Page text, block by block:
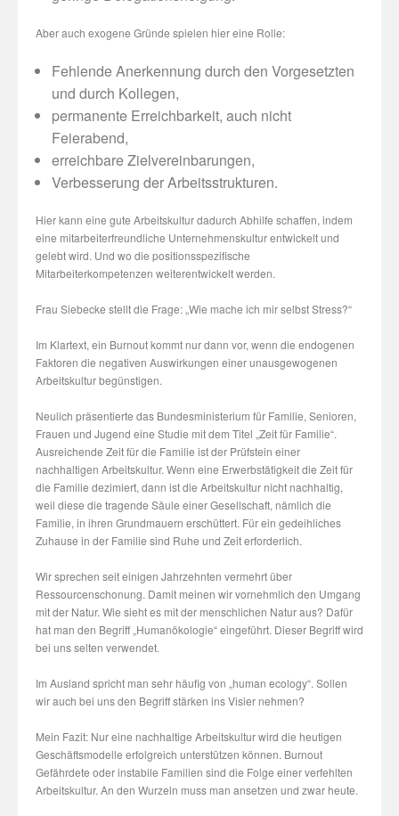
Aber auch exogene Gründe spielen hier eine Rolle:
Fehlende Anerkennung durch den Vorgesetzten
und durch Kollegen,
permanente Erreichbarkeit, auch nicht
Feierabend,
erreichbare Zielvereinbarungen,
Verbesserung der Arbeitsstrukturen.
Hier kann eine gute Arbeitskultur dadurch Abhilfe schaffen, indem
eine mitarbeiterfreundliche Unternehmenskultur entwickelt und
gelebt wird. Und wo die positionsspezifische
Mitarbeiterkompetenzen weiterentwickelt werden.
Frau Siebecke stellt die Frage: „Wie mache ich mir selbst Stress?“
Im Klartext, ein Burnout kommt nur dann vor, wenn die endogenen
Faktoren die negativen Auswirkungen einer unausgewogenen
Arbeitskultur begünstigen.
Neulich präsentierte das Bundesministerium für Familie, Senioren,
Frauen und Jugend eine Studie mit dem Titel „Zeit für Familie“.
Ausreichende Zeit für die Familie ist der Prüfstein einer
nachhaltigen Arbeitskultur. Wenn eine Erwerbstätigkeit die Zeit für
die Familie dezimiert, dann ist die Arbeitskultur nicht nachhaltig,
weil diese die tragende Säule einer Gesellschaft, nämlich die
Familie, in ihren Grundmauern erschüttert. Für ein gedeihliches
Zuhause in der Familie sind Ruhe und Zeit erforderlich.
Wir sprechen seit einigen Jahrzehnten vermehrt über
Ressourcenschonung. Damit meinen wir vornehmlich den Umgang
mit der Natur. Wie sieht es mit der menschlichen Natur aus? Dafür
hat man den Begriff „Humanökologie“ eingeführt. Dieser Begriff wird
bei uns selten verwendet.
Im Ausland spricht man sehr häufig von „human ecology“. Sollen
wir auch bei uns den Begriff stärken ins Visier nehmen?
Mein Fazit: Nur eine nachhaltige Arbeitskultur wird die heutigen
Geschäftsmodelle erfolgreich unterstützen können. Burnout
Gefährdete oder instabile Familien sind die Folge einer verfehlten
Arbeitskultur. An den Wurzeln muss man ansetzen und zwar heute.